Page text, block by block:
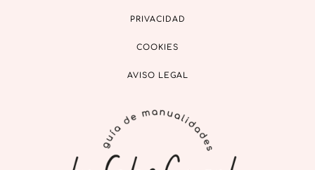
PRIVACIDAD
COOKIES
AVISO LEGAL